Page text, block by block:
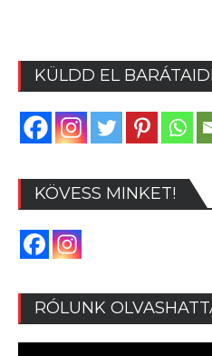
KÜLDD EL
KÖVESS MINKET!
RÓLUNK